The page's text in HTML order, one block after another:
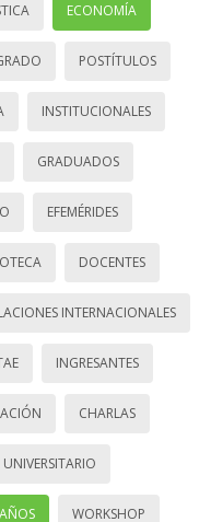
ECONOMÍA
POSTÍTULOS
INSTITUCIONALES
GRADUADOS
EFEMÉRIDES
DOCENTES
INTERNACIONALES
INGRESANTES
CHARLAS
UNIVERSITARIO
WORKSHOP